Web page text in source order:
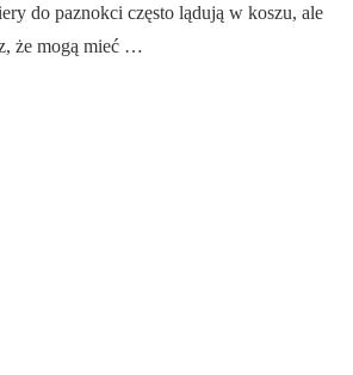
do paznokci często lądują w koszu, ale
że mogą mieć …